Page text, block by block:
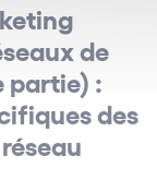
de
partie) :
des